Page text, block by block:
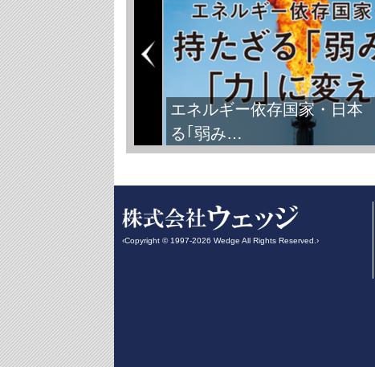
エネルギー依存国家・日
る｢弱み…
‹Copyright © 1997-2026 Wedge All Rights Reserved.›